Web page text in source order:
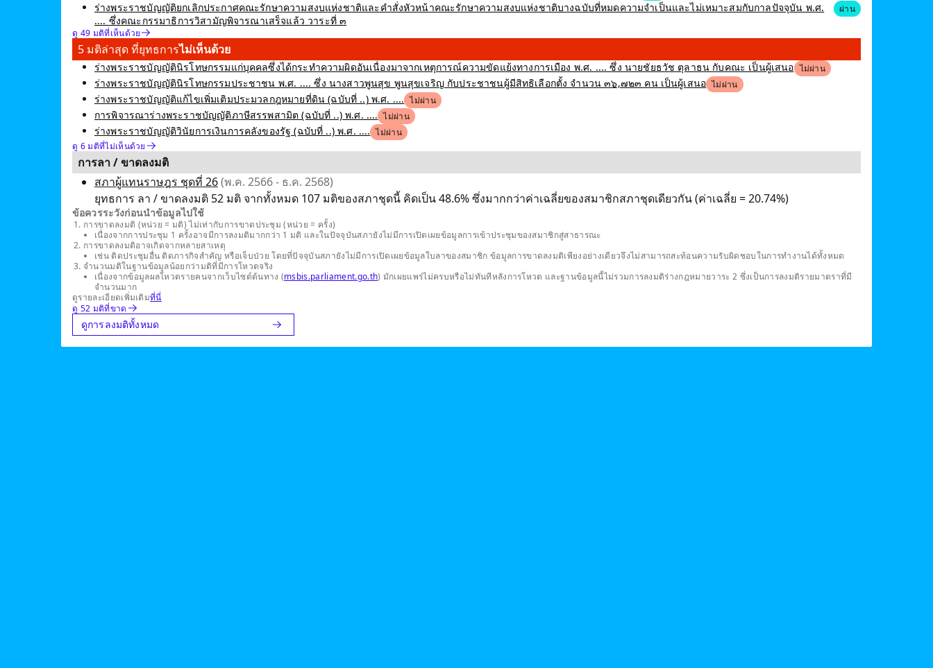
ร่างพระราชบัญญัติยกเลิกประกาศคณะรักษาความสงบแห่งชาติและคำสั่งหัวหน้าคณะรักษาความสงบแห่งชาติบางฉบับที่หมดความจำเป็นและไม่เหมาะสมกับกาลปัจจุบัน พ.ศ.
.... ซึ่งคณะกรรมาธิการวิสามัญพิจารณาเสร็จแล้ว วาระที่ ๓
ผ่าน
ดู 49 มติที่เห็นด้วย
5 มติล่าสุด ที่ยุทธการไม่เห็นด้วย
ร่างพระราชบัญญัตินิรโทษกรรมแก่บุคคลซึ่งได้กระทำความผิดอันเนื่องมาจากเหตุการณ์ความขัดแย้งทางการเมือง พ.ศ. .... ซึ่ง นายชัยธวัช ตุลาธน กับคณะ เป็นผู้เสนอ ไม่ผ่าน
ร่างพระราชบัญญัตินิรโทษกรรมประชาชน พ.ศ. .... ซึ่ง นางสาวพูนสุข พูนสุขเจริญ กับประชาชนผู้มีสิทธิเลือกตั้ง จำนวน ๓๖,๗๒๓ คน เป็นผู้เสนอ ไม่ผ่าน
ร่างพระราชบัญญัติแก้ไขเพิ่มเติมประมวลกฎหมายที่ดิน (ฉบับที่ ..) พ.ศ. .... ไม่ผ่าน
การพิจารณาร่างพระราชบัญญัติภาษีสรรพสามิต (ฉบับที่ ..) พ.ศ. .... ไม่ผ่าน
ร่างพระราชบัญญัติวินัยการเงินการคลังของรัฐ (ฉบับที่ ..) พ.ศ. .... ไม่ผ่าน
ดู 6 มติที่ไม่เห็นด้วย
การลา / ขาดลงมติ
สภาผู้แทนราษฎร ชุดที่ 26(พ.ค. 2566 - ธ.ค. 2568)
ยุทธการ ลา / ขาดลงมติ 52 มติ จากทั้งหมด 107 มติของสภาชุดนี้ คิดเป็น 48.6% ซึ่งมากกว่าค่าเฉลี่ยของสมาชิกสภาชุดเดียวกัน (ค่าเฉลี่ย = 20.74%)
ข้อควรระวังก่อนนำข้อมูลไปใช้
การขาดลงมติ (หน่วย = มติ) ไม่เท่ากับการขาดประชุม (หน่วย = ครั้ง)
เนื่องจากการประชุม 1 ครั้งอาจมีการลงมติมากกว่า 1 มติ และในปัจจุบันสภายังไม่มีการเปิดเผยข้อมูลการเข้าประชุมของสมาชิกสู่สาธารณะ
การขาดลงมติอาจเกิดจากหลายสาเหตุ
เช่น ติดประชุมอื่น ติดภารกิจสำคัญ หรือเจ็บป่วย โดยที่ปัจจุบันสภายังไม่มีการเปิดเผยข้อมูลใบลาของสมาชิก ข้อมูลการขาดลงมติเพียงอย่างเดียวจึงไม่สามารถสะท้อนความรับผิดชอบในการทำงานได้ทั้งหมด
จำนวนมติในฐานข้อมูลน้อยกว่ามติที่มีการโหวตจริง
เนื่องจากข้อมูลผลโหวตรายคนจากเว็บไซต์ต้นทาง (msbis.parliament.go.th) มักเผยแพร่ไม่ครบหรือไม่ทันทีหลังการโหวต และฐานข้อมูลนี้ไม่รวมการลงมติร่างกฎหมายวาระ 2 ซึ่งเป็นการลงมติรายมาตราที่มี
จำนวนมาก
ดูรายละเอียดเพิ่มเติมที่นี่
ดู 52 มติที่ขาด
ดูการลงมติทั้งหมด